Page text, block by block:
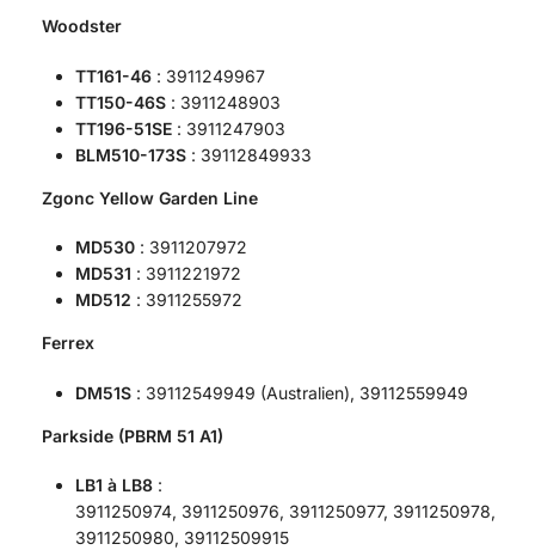
Woodster
TT161-46 : 3911249967
TT150-46S : 3911248903
TT196-51SE : 3911247903
BLM510-173S : 39112849933
Zgonc Yellow Garden Line
MD530 : 3911207972
MD531 : 3911221972
MD512 : 3911255972
Ferrex
DM51S : 39112549949 (Australien), 39112559949
Parkside (PBRM 51 A1)
LB1 à LB8 :
3911250974, 3911250976, 3911250977, 3911250978,
3911250980, 39112509915